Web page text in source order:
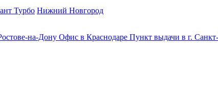
Турбо Нижний Новгород
на-Дону Офис в Краснодаре Пункт выдачи в г.